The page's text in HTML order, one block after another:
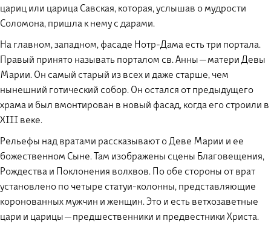
цариц или царица Савская, которая, услышав о мудрости
Соломона, пришла к нему с дарами.
На главном, западном, фасаде Нотр-Дама есть три портала.
Правый принято называть порталом св. Анны — матери Девы
Марии. Он самый старый из всех и даже старше, чем
нынешний готический собор. Он остался от предыдущего
храма и был вмонтирован в новый фасад, когда его строили в
XIII веке.
Рельефы над вратами рассказывают о Деве Марии и ее
божественном Сыне. Там изображены сцены Благовещения,
Рождества и Поклонения волхвов. По обе стороны от врат
установлено по четыре статуи-колонны, представляющие
коронованных мужчин и женщин. Это и есть ветхозаветные
цари и царицы — предшественники и предвестники Христа.